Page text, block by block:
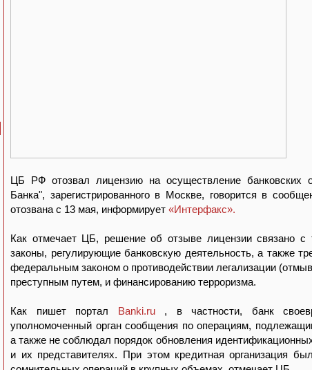
ЦБ РФ отозвал лицензию на осуществление банковских
Банка", зарегистрированного в Москве, говорится в
отозвана с 13 мая, информирует «Интерфакс».
Как отмечает ЦБ, решение об отзыве лицензии связано с
законы, регулирующие банковскую деятельность, а также
федеральным законом о противодействии легализации
преступным путем, и финансированию терроризма.
Как пишет портал Banki.ru , в частности, банк
уполномоченный орган сообщения по операциям,
а также не соблюдал порядок обновления
и их представителях. При этом кредитная организация